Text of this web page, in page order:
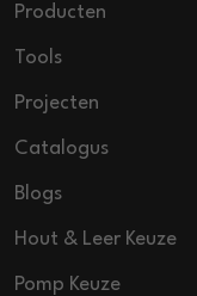
Producten
Tools
Projecten
Catalogus
Blogs
Hout & Leer Keuze
Pomp Keuze